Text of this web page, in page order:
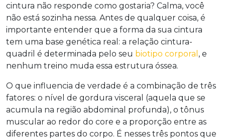
cintura não responde como gostaria? Calma, você
não está sozinha nessa. Antes de qualquer coisa, é
importante entender que a forma da sua cintura
tem uma base genética real: a relação cintura-
quadril é determinada pelo seu biotipo corporal , e
nenhum treino muda essa estrutura óssea.
O que influencia de verdade é a combinação de três
fatores: o nível de gordura visceral (aquela que se
acumula na região abdominal profunda), o tônus
muscular ao redor do core e a proporção entre as
diferentes partes do corpo. É nesses três pontos que